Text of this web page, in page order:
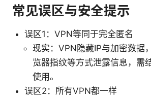
常见误区与安全提示
误区1：VPN等同于完全匿名
现实：VPN隐藏IP与加密数据
览器指纹等方式泄露信息，需
使用。
误区2：所有VPN都一样